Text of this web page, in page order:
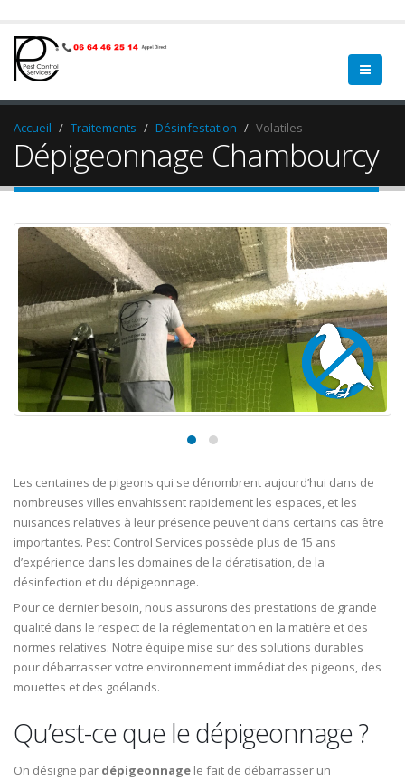
Accueil Traitements Désinfestation Volatiles
Dépigeonnage Chambourcy
Les centaines de pigeons qui se dénombrent aujourd’hui dans de
nombreuses villes envahissent rapidement les espaces, et les
nuisances relatives à leur présence peuvent dans certains cas être
importantes. Pest Control Services possède plus de 15 ans
d’expérience dans les domaines de la dératisation, de la
désinfection et du dépigeonnage.
Pour ce dernier besoin, nous assurons des prestations de grande
qualité dans le respect de la réglementation en la matière et des
normes relatives. Notre équipe mise sur des solutions durables
pour débarrasser votre environnement immédiat des pigeons, des
mouettes et des goélands.
Qu’est-ce que le dépigeonnage ?
On désigne par dépigeonnage le fait de débarrasser un